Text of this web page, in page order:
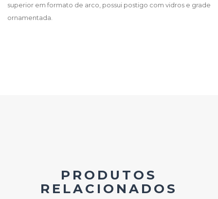
superior em formato de arco, possui postigo com vidros e grade
ornamentada.
PRODUTOS
RELACIONADOS